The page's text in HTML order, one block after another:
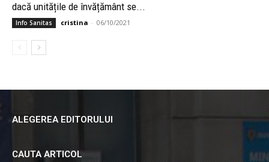
dacă unitățile de învățământ se...
Info Sanitas cristina - 06/10/2021
ALEGEREA EDITORULUI
CAUTA ARTICOL